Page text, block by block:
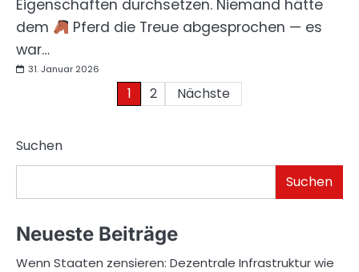
Eigenschaften durchsetzen. Niemand hätte
dem
Pferd die Treue abgesprochen — es
war…
31. Januar 2026
Seitennummerierung
Beiträge
1 2 Nächste
Suchen
Suchen
Neueste Beiträge
Wenn Staaten zensieren: Dezentrale Infrastruktur wie